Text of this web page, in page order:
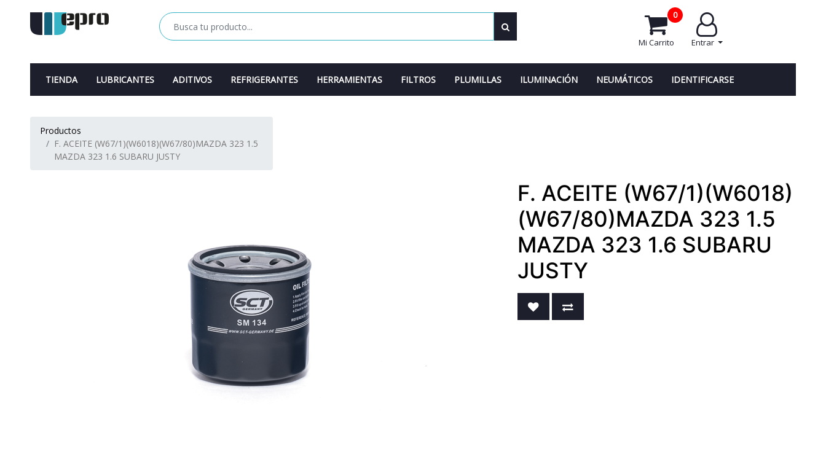
Entrar
Mi Carrito
0
TIENDA LUBRICANTES ADITIVOS REFRIGERANTES HERRAMIENTAS FILTROS PLUMILLAS ILUMINACIÓN NEUMÁTICOS IDENTIFICARSE
Productos
F. ACEITE (W67/1)(W6018)(W67/80)MAZDA 323 1.5
MAZDA 323 1.6 SUBARU JUSTY
F. ACEITE (W67/1)(W6018)
(W67/80)MAZDA 323 1.5
MAZDA 323 1.6 SUBARU
JUSTY